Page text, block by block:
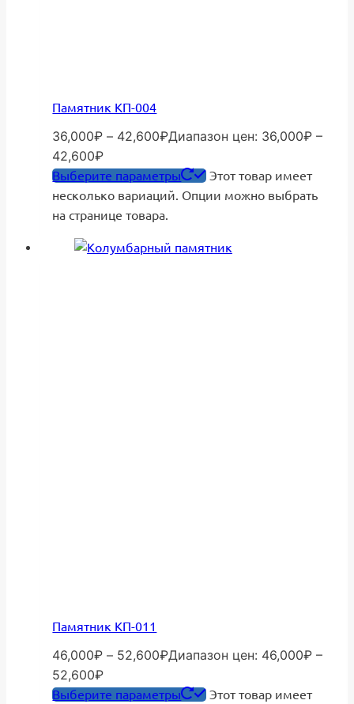
Памятник КП-004
36,000₽ – 42,600₽Диапазон цен: 36,000₽ –
42,600₽
Выберите параметры
Этот товар имеет
несколько вариаций. Опции можно выбрать
на странице товара.
Памятник КП-011
46,000₽ – 52,600₽Диапазон цен: 46,000₽ –
52,600₽
Выберите параметры
Этот товар имеет